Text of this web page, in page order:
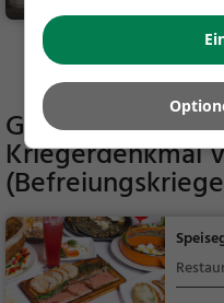
Mehr
Gaststätten in
Kriegerdenkmal